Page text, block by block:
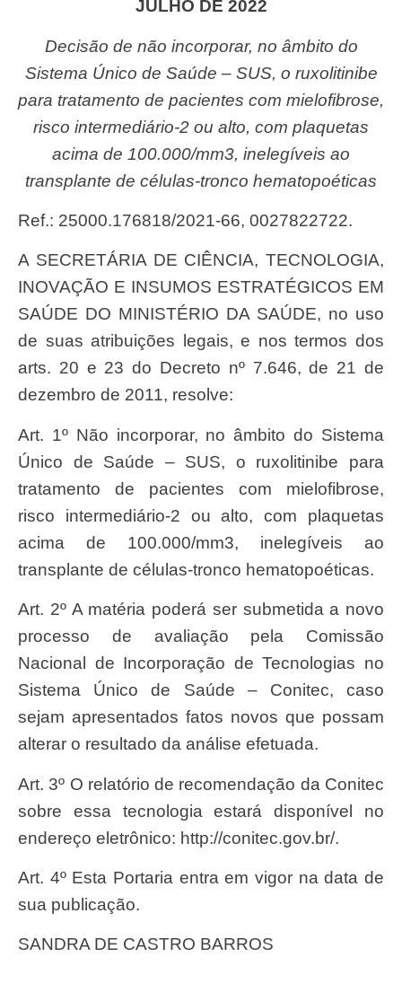
JULHO DE 2022
Decisão de não incorporar, no âmbito do
Sistema Único de Saúde – SUS, o ruxolitinibe
para tratamento de pacientes com mielofibrose,
risco intermediário-2 ou alto, com plaquetas
acima de 100.000/mm3, inelegíveis ao
transplante de células-tronco hematopoéticas
Ref.: 25000.176818/2021-66, 0027822722.
A SECRETÁRIA DE CIÊNCIA, TECNOLOGIA,
INOVAÇÃO E INSUMOS ESTRATÉGICOS EM
SAÚDE DO MINISTÉRIO DA SAÚDE, no uso
de suas atribuições legais, e nos termos dos
arts. 20 e 23 do Decreto nº 7.646, de 21 de
dezembro de 2011, resolve:
Art. 1º Não incorporar, no âmbito do Sistema
Único de Saúde – SUS, o ruxolitinibe para
tratamento de pacientes com mielofibrose,
risco intermediário-2 ou alto, com plaquetas
acima de 100.000/mm3, inelegíveis ao
transplante de células-tronco hematopoéticas.
Art. 2º A matéria poderá ser submetida a novo
processo de avaliação pela Comissão
Nacional de Incorporação de Tecnologias no
Sistema Único de Saúde – Conitec, caso
sejam apresentados fatos novos que possam
alterar o resultado da análise efetuada.
Art. 3º O relatório de recomendação da Conitec
sobre essa tecnologia estará disponível no
endereço eletrônico: http://conitec.gov.br/.
Art. 4º Esta Portaria entra em vigor na data de
sua publicação.
SANDRA DE CASTRO BARROS